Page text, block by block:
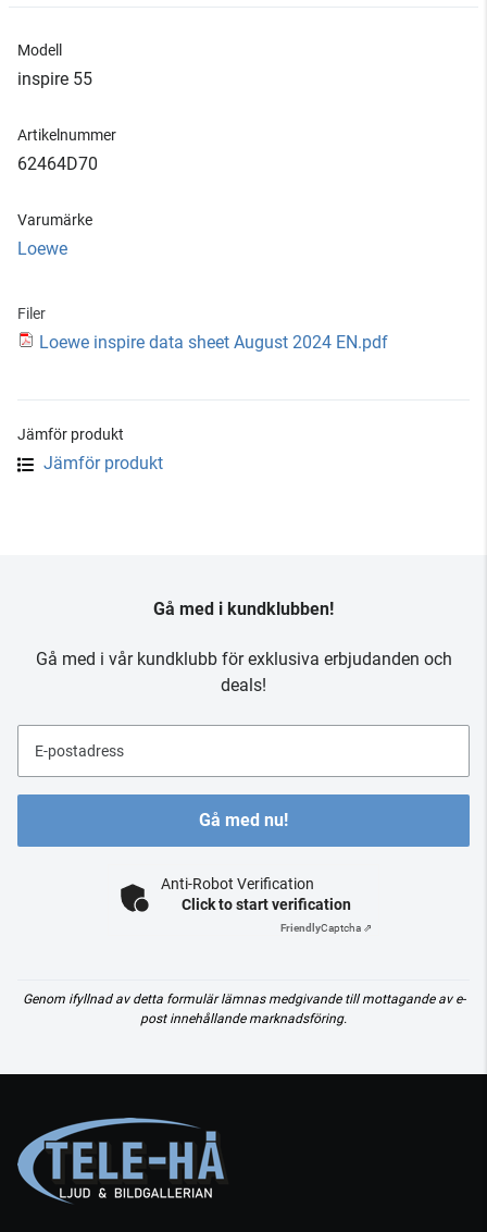
Modell
inspire 55
Artikelnummer
62464D70
Varumärke
Loewe
Filer
Loewe inspire data sheet August 2024 EN.pdf
Jämför produkt
Jämför produkt
Gå med i kundklubben!
Gå med i vår kundklubb för exklusiva erbjudanden och
deals!
E-postadress
Gå med nu!
Anti-Robot Verification
Click to start verification
FriendlyCaptcha ⇗
Genom ifyllnad av detta formulär lämnas medgivande till mottagande av e-
post innehållande marknadsföring.